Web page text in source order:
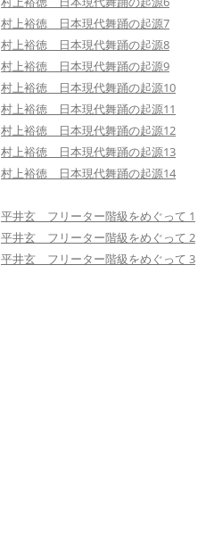
村上裕徳 日本現代舞踊の起源7
村上裕徳 日本現代舞踊の起源8
村上裕徳 日本現代舞踊の起源9
村上裕徳 日本現代舞踊の起源10
村上裕徳 日本現代舞踊の起源11
村上裕徳 日本現代舞踊の起源12
村上裕徳 日本現代舞踊の起源13
村上裕徳 日本現代舞踊の起源14
平井玄 フリーター階級をめぐって 1
平井玄 フリーター階級をめぐって 2
平井玄 フリーター階級をめぐって 3